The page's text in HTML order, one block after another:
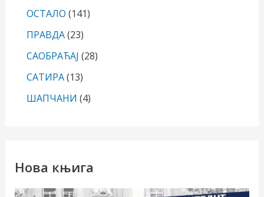
ОСТАЛО (141)
ПРАВДА(23)
САОБРАЋАЈ (28)
САТИРА(13)
ШАПЧАНИ (4)
Нова књига